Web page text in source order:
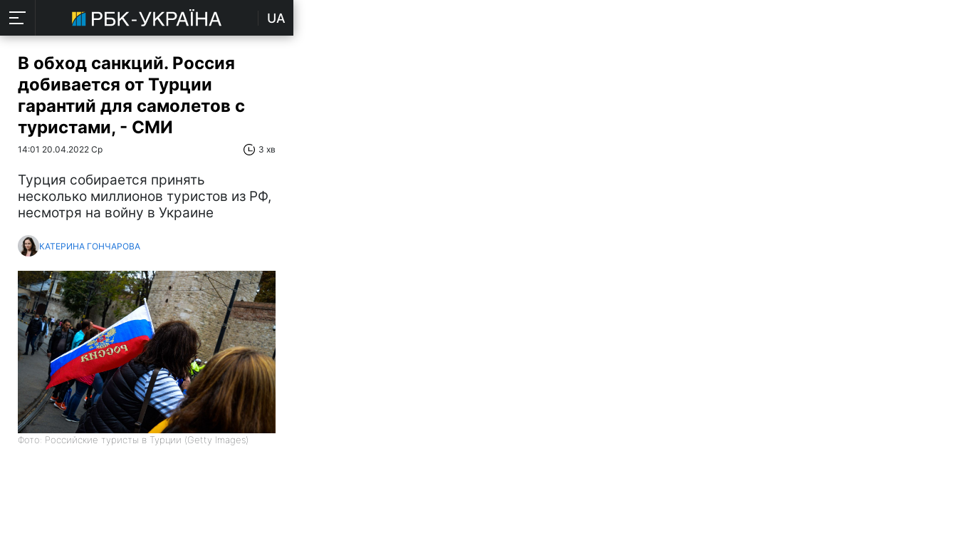
UA
В обход санкций. Россия
добивается от Турции
гарантий для самолетов с
туристами, - СМИ
14:01 20.04.2022 Ср 3 хв
Турция собирается принять
несколько миллионов туристов из РФ,
несмотря на войну в Украине
КАТЕРИНА ГОНЧАРОВА
Фото: Российские туристы в Турции (Getty Images)